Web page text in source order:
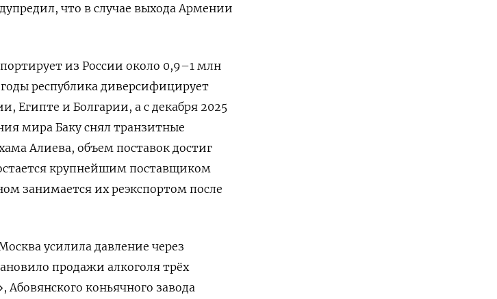
что в случае выхода Армении
из России около 0,9–1 млн
республика диверсифицирует
Египте и Болгарии, а с декабря 2025
мира Баку снял транзитные
Алиева, объем поставок достиг
крупнейшим поставщиком
занимается их реэкспортом после
усилила давление через
продажи алкоголя трёх
коньячного завода